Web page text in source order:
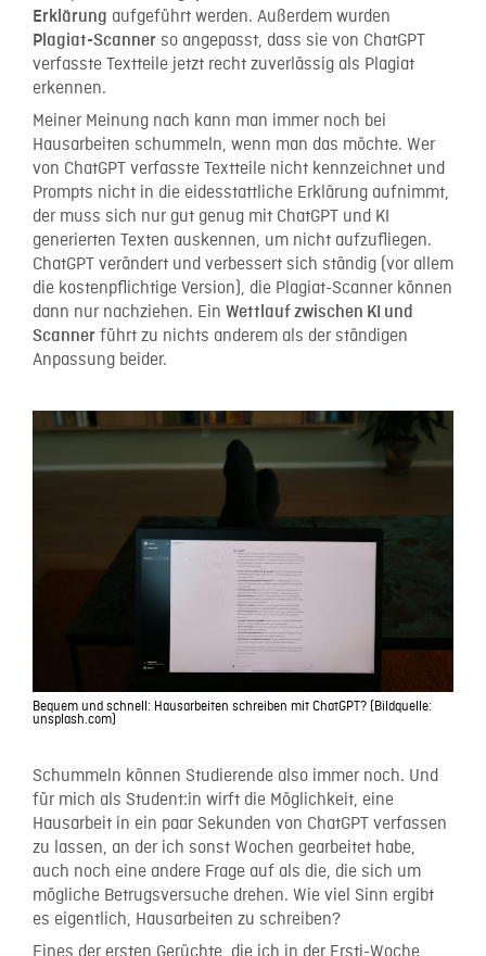
Erklärung aufgeführt werden. Außerdem wurden
Plagiat-Scanner so angepasst, dass sie von ChatGPT
verfasste Textteile jetzt recht zuverlässig als Plagiat
erkennen.
Meiner Meinung nach kann man immer noch bei
Hausarbeiten schummeln, wenn man das möchte. Wer
von ChatGPT verfasste Textteile nicht kennzeichnet und
Prompts nicht in die eidesstattliche Erklärung aufnimmt,
der muss sich nur gut genug mit ChatGPT und KI
generierten Texten auskennen, um nicht aufzufliegen.
ChatGPT verändert und verbessert sich ständig (vor allem
die kostenpflichtige Version), die Plagiat-Scanner können
dann nur nachziehen. Ein Wettlauf zwischen KI und
Scanner führt zu nichts anderem als der ständigen
Anpassung beider.
Bequem und schnell: Hausarbeiten schreiben mit ChatGPT? (Bildquelle:
unsplash.com)
Schummeln können Studierende also immer noch. Und
für mich als Student:in wirft die Möglichkeit, eine
Hausarbeit in ein paar Sekunden von ChatGPT verfassen
zu lassen, an der ich sonst Wochen gearbeitet habe,
auch noch eine andere Frage auf als die, die sich um
mögliche Betrugsversuche drehen. Wie viel Sinn ergibt
es eigentlich, Hausarbeiten zu schreiben?